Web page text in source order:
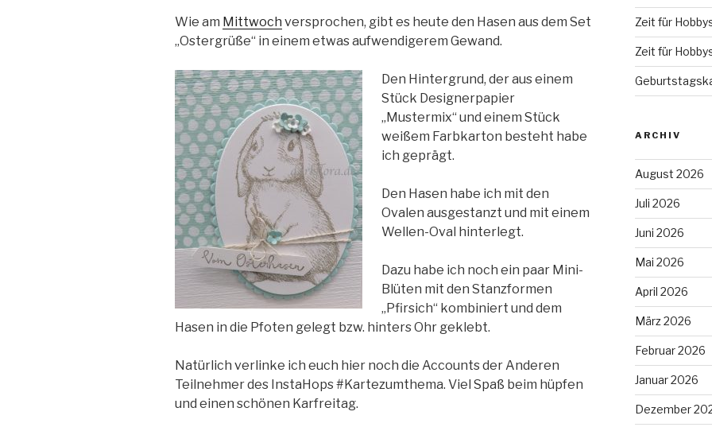
Wie am Mittwoch versprochen, gibt es heute den Hasen aus dem Set
„Ostergrüße“ in einem etwas aufwendigerem Gewand.
Den Hintergrund, der aus einem
Stück Designerpapier
„Mustermix“ und einem Stück
weißem Farbkarton besteht habe
ich geprägt.
Den Hasen habe ich mit den
Ovalen ausgestanzt und mit einem
Wellen-Oval hinterlegt.
Dazu habe ich noch ein paar Mini-
Blüten mit den Stanzformen
„Pfirsich“ kombiniert und dem
Hasen in die Pfoten gelegt bzw. hinters Ohr geklebt.
Natürlich verlinke ich euch hier noch die Accounts der Anderen
Teilnehmer des InstaHops #Kartezumthema. Viel Spaß beim hüpfen
und einen schönen Karfreitag.
Zeit für
Zeit für
ARCHIV
August 2026
Juli 2026
Juni 2026
Mai 2026
April 2026
März 2026
Februar 2026
Januar 2026
Dezember